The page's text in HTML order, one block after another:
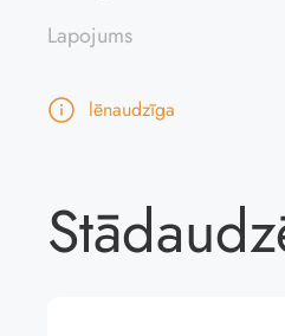
Lapojums
lēnaudzīga